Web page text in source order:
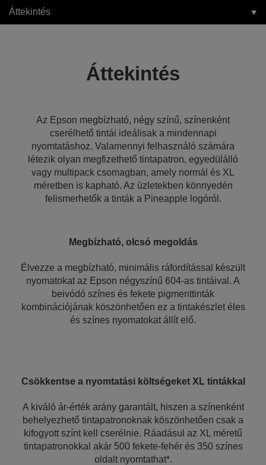
Áttekintés
Áttekintés
Az Epson megbízható, négy színű, színenként
cserélhető tintái ideálisak a mindennapi
nyomtatáshoz. Valamennyi felhasználó számára
létezik olyan megfizethető tintapatron, egyedülálló
vagy multipack csomagban, amely normál és XL
méretben is kapható. Az üzletekben könnyedén
felismerhetők a tinták a Pineapple logóról.
Megbízható, olcsó megoldás
Élvezze a megbízható, minimális ráfordítással készült
nyomatokat az Epson négyszínű 604-as tintáival. A
beivódó színes és fekete pigmenttinták
kombinációjának köszönhetően ez a tintakészlet éles
és színes nyomatokat állít elő.
Csökkentse a nyomtatási költségeket XL tintákkal
A kiváló ár-érték arány garantált, hiszen a színenként
behelyezhető tintapatronoknak köszönhetően csak a
kifogyott színt kell cserélnie. Ráadásul az XL méretű
tintapatronokkal akár 500 fekete-fehér és 350 színes
oldalt nyomtathat*.